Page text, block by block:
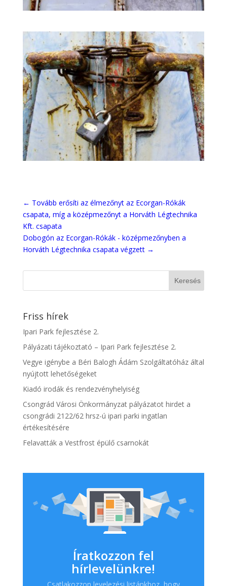
← Tovább erősíti az élmezőnyt az Ecorgan-Rókák
csapata, míg a középmezőnyt a Horváth Légtechnika
Kft. csapata
Dobogón az Ecorgan-Rókák - középmezőnyben a
Horváth Légtechnika csapata végzett→
Friss hírek
Ipari Park fejlesztése 2.
Pályázati tájékoztató – Ipari Park fejlesztése 2.
Vegye igénybe a Béri Balogh Ádám Szolgáltatóház által
nyújtott lehetőségeket
Kiadó irodák és rendezvényhelyiség
Csongrád Városi Önkormányzat pályázatot hirdet a
csongrádi 2122/62 hrsz-ú ipari parki ingatlan
értékesítésére
Felavatták a Vestfrost épülő csarnokát
Íratkozzon fel
hírlevelünkre!